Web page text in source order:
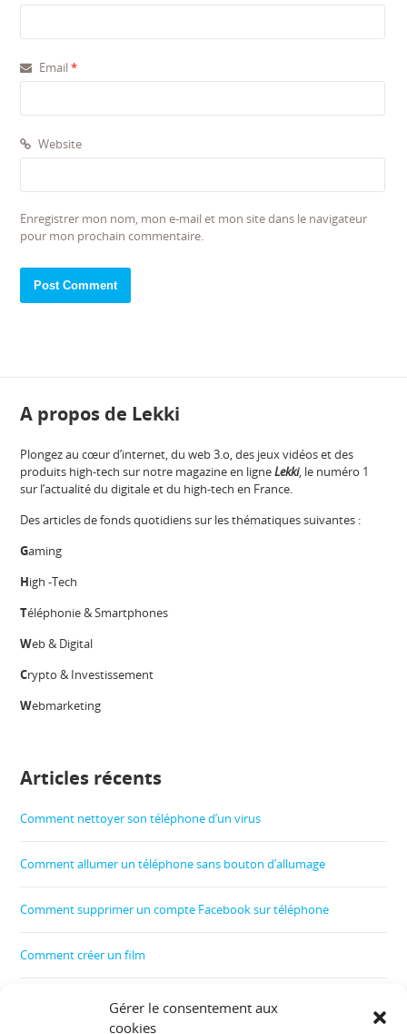
Gérer le consentement aux
cookies
Email*
Website
Enregistrer mon nom, mon e-mail et mon site dans le navigateur
pour mon prochain commentaire.
A propos de Lekki
Plongez au cœur d’internet, du web 3.o, des jeux vidéos et des
produits high-tech sur notre magazine en ligneLekki, le numéro 1
sur l’actualité du digitale et du high-tech en France.
Des articles de fonds quotidiens sur les thématiques suivantes :
Gaming
High -Tech
Téléphonie & Smartphones
Web & Digital
Crypto & Investissement
Webmarketing
Articles récents
Comment nettoyer son téléphone d’un virus
Comment allumer un téléphone sans bouton d’allumage
Comment supprimer un compte Facebook sur téléphone
Comment créer un film
Comment contrôler le téléphone de son enfant